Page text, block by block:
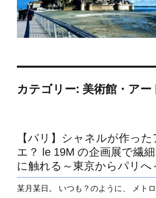
カテゴリー: 美術館・アー
【パリ】シャネルが作った
エ？ le 19M の企画展で繊
に触れる～東京からパリへ
某月某日。 いつも？のように、 メト